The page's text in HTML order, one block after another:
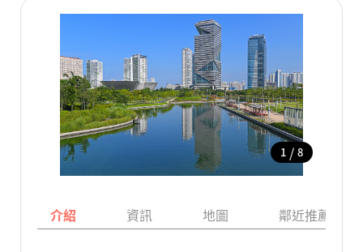
1 / 8
介紹 資訊 地圖 鄰近推薦景點